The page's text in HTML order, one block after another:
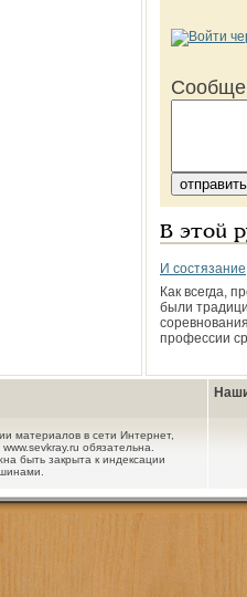
В этой
И
Как всегда,
были
профессии
материалов в сети Интернет,
обязательна.
быть закрыта к индексации